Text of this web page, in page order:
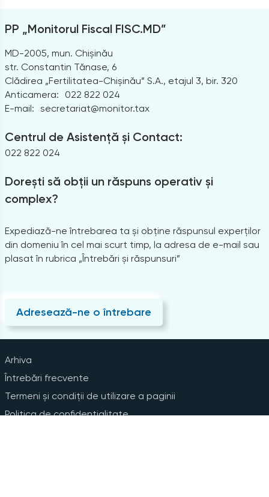
PP „Monitorul Fiscal FISC.MD”
MD-2005, mun. Chișinău
str. Constantin Tănase, 6
Clădirea „Fertilitatea-Chișinău” S.A., etajul 3, bir. 320
Anticamera:
022 822 024
E-mail: secretariat@monitor.tax
Centrul de Asistență și Contact:
022 822 024
Dorești să obții un răspuns operativ și
complex?
Expediază-ne întrebarea ta și obține răspunsul experților
din domeniu în cel mai scurt timp, la adresa de e-mail sau
plasat în rubrica „Întrebări și răspunsuri”
Adresează-ne o întrebare
Arhiva
Întrebări frecvente
Termeni și condiții de utilizare a paginii
Politica de confidențialitate